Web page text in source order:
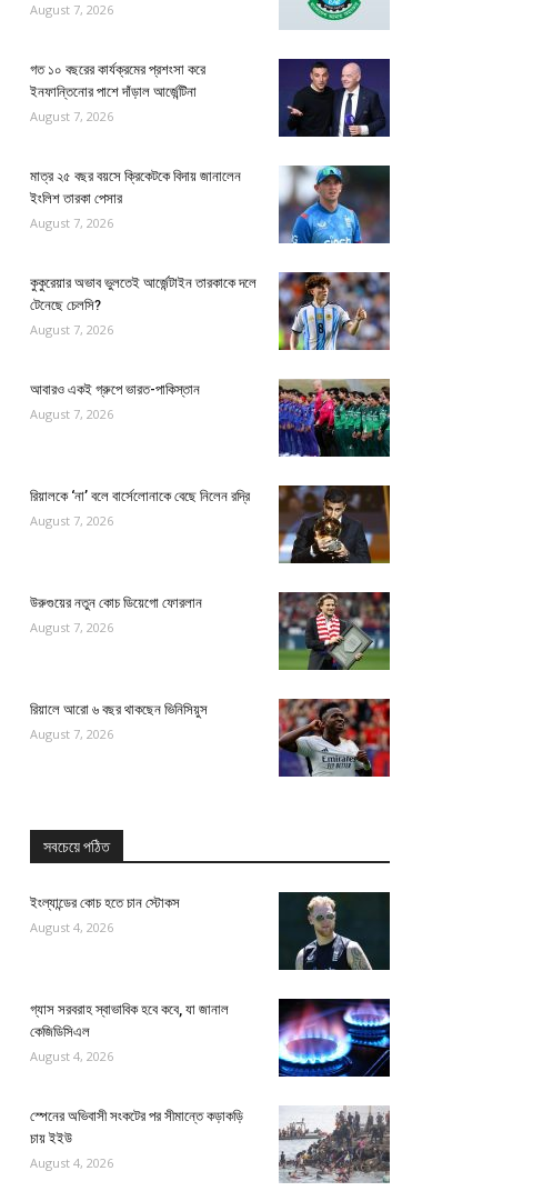
August 7, 2026
গত ১০ বছরের কার্যক্রমের প্রশংসা করে
ইনফান্তিনোর পাশে দাঁড়াল আর্জেন্টিনা
August 7, 2026
মাত্র ২৫ বছর বয়সে ক্রিকেটকে বিদায় জানালেন
ইংলিশ তারকা পেসার
August 7, 2026
কুকুরেয়ার অভাব ভুলতেই আর্জেন্টাইন তারকাকে দলে
টেনেছে চেলসি?
August 7, 2026
আবারও একই গ্রুপে ভারত-পাকিস্তান
August 7, 2026
রিয়ালকে ‘না’ বলে বার্সেলোনাকে বেছে নিলেন রদ্রি
August 7, 2026
উরুগুয়ের নতুন কোচ ডিয়েগো ফোরলান
August 7, 2026
রিয়ালে আরো ৬ বছর থাকছেন ভিনিসিয়ুস
August 7, 2026
সবচেয়ে পঠিত
ইংল্যান্ডের কোচ হতে চান স্টোকস
August 4, 2026
গ্যাস সরবরাহ স্বাভাবিক হবে কবে, যা জানাল
কেজিডিসিএল
August 4, 2026
স্পেনের অভিবাসী সংকটের পর সীমান্তে কড়াকড়ি
চায় ইইউ
August 4, 2026